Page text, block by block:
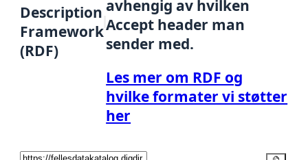
Description
Framework
(RDF)
avhengig av hvilken
Accept header man
sender med.
Les mer om RDF og
hvilke formater vi støtter
her